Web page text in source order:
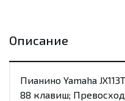
Описание
Пианино Yamaha
88 клавиш;